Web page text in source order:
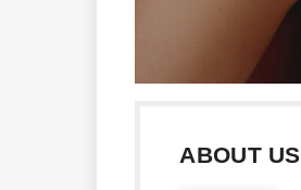
ABOUT US